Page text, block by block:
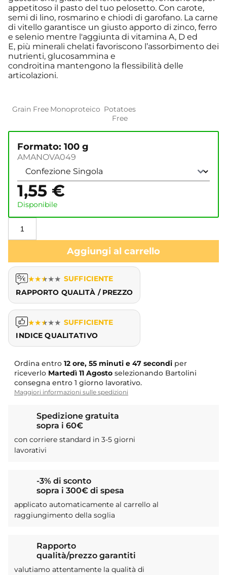
appetitoso il pasto del tuo pelosetto. Con carote,
semi di lino, rosmarino e chiodi di garofano. La carne
di vitello garantisce un giusto apporto di zinco, ferro
e selenio mentre l'aggiunta di vitamina A, D ed
E, più minerali chelati favoriscono l’assorbimento dei
nutrienti, glucosammina e
condroitina mantengono la flessibilità delle
articolazioni.
Grain Free Monoproteico Potatoes
Free
Formato: 100 g
AMANOVA049
1,55 €
Disponibile
Aggiungi al carrello
★★★★★ SUFFICIENTE
RAPPORTO QUALITÀ / PREZZO
★★★★★ SUFFICIENTE
INDICE QUALITATIVO
Ordina entro 12 ore, 55 minuti e 47 secondi per
riceverlo Martedì 11 Agosto selezionando Bartolini
consegna entro 1 giorno lavorativo.
Maggiori informazioni sulle spedizioni
Spedizione gratuita
sopra i 60€
con corriere standard in 3-5 giorni
lavorativi
-3% di sconto
sopra i 300€ di spesa
applicato automaticamente al carrello al
raggiungimento della soglia
Rapporto
qualità/prezzo garantiti
valutiamo attentamente la qualità di